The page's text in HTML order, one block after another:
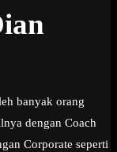
banyak orang
dengan Coach
Corporate seperti